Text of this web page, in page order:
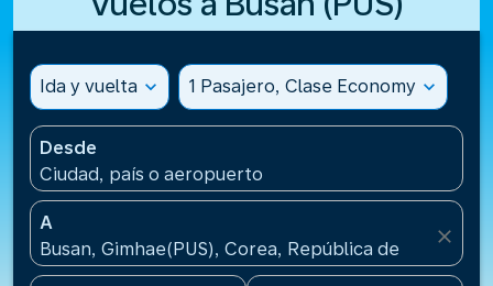
Ida y vuelta expand_more 1 Pasajero, Clase Economy expand_more
Desde
Ciudad, país o aeropuerto
A
Busan, Gimhae(PUS), Corea, República de
close